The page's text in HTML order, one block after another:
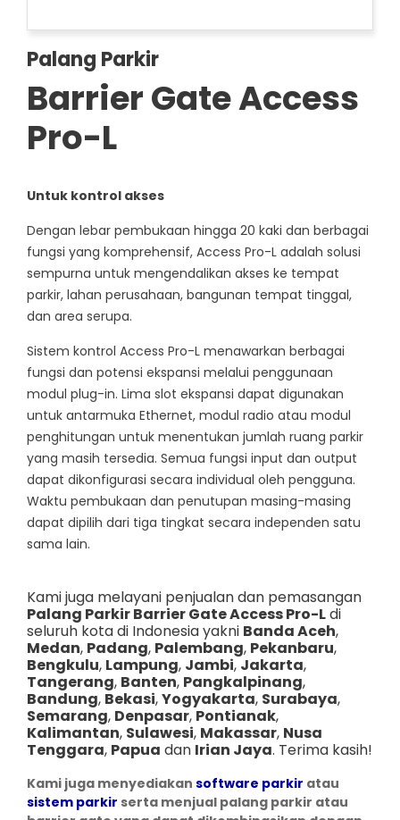
Palang Parkir
Barrier Gate Access
Pro-L
Untuk kontrol akses
Dengan lebar pembukaan hingga 20 kaki dan berbagai
fungsi yang komprehensif, Access Pro-L adalah solusi
sempurna untuk mengendalikan akses ke tempat
parkir, lahan perusahaan, bangunan tempat tinggal,
dan area serupa.
Sistem kontrol Access Pro-L menawarkan berbagai
fungsi dan potensi ekspansi melalui penggunaan
modul plug-in. Lima slot ekspansi dapat digunakan
untuk antarmuka Ethernet, modul radio atau modul
penghitungan untuk menentukan jumlah ruang parkir
yang masih tersedia. Semua fungsi input dan output
dapat dikonfigurasi secara individual oleh pengguna.
Waktu pembukaan dan penutupan masing-masing
dapat dipilih dari tiga tingkat secara independen satu
sama lain.
Kami juga melayani penjualan dan pemasangan
Palang Parkir Barrier Gate Access Pro-Ldi
seluruh kota di Indonesia yakni Banda Aceh,
Medan, Padang, Palembang, Pekanbaru,
Bengkulu, Lampung, Jambi, Jakarta,
Tangerang, Banten, Pangkalpinang,
Bandung, Bekasi,Yogyakarta, Surabaya,
Semarang, Denpasar, Pontianak,
Kalimantan, Sulawesi, Makassar, Nusa
Tenggara, Papua dan Irian Jaya. Terima kasih!
Kami juga menyediakan software parkir atau
sistem parkir serta menjual palang parkir atau